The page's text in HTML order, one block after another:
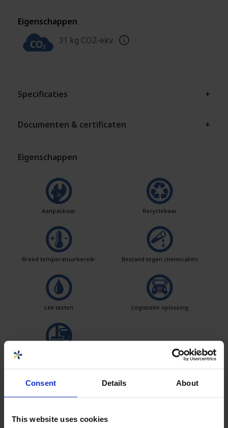
Consent Details About
This website uses cookies
Eigenschappen
31 kg CO2-ekv.
Specificaties +
Documenten & certificaten +
Eigenschappen
Aanpasbaar Recyclebaar
Breed temperatuurbereik: Bestand tegen chemicaliën
Lek testen Logistieke oplossing
Makkelijk schoon te maken